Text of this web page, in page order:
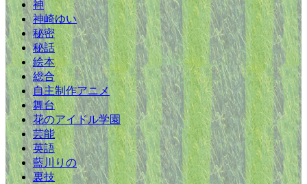
神
神崎ゆい
秘密
秘話
絵本
総合
自主制作アニメ
舞台
花のアイドル学園
芸能
英語
藍川りの
裏技